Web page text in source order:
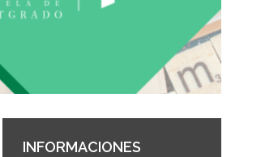
INFORMACIONES